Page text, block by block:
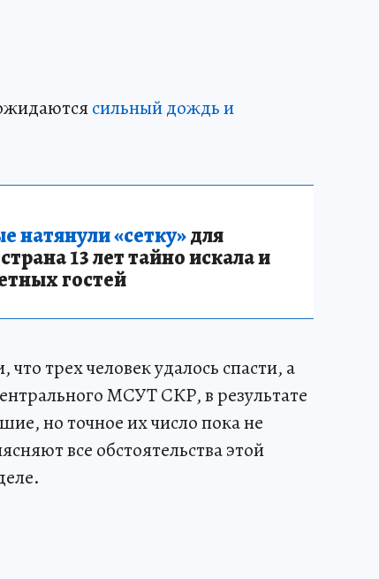
сильный дождь и
натянули «сетку»для
13 лет тайно искала и
гостей
трех человек удалось спасти, а
МСУТ СКР, в результате
но точное их число пока не
все обстоятельства этой